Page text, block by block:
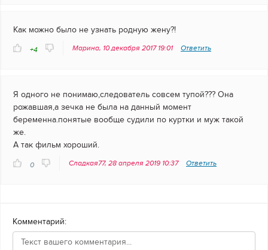
Как можно было не узнать родную жену?!
+4 Марина, 10 декабря 2017 19:01 Ответить
Я одного не понимаю,следователь совсем тупой??? Она
рожавшая,а зечка не была на данный момент
беременна.понятые вообще судили по куртки и муж такой
же.
А так фильм хороший.
0 Сладкая77, 28 апреля 2019 10:37 Ответить
Комментарий: